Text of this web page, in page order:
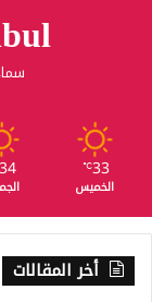
33
℃
الخميس
34
أخر المقالات